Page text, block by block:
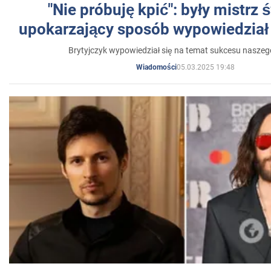
"Nie próbuję kpić": były mistrz
upokarzający sposób
Brytyjczyk wypowiedział się na temat sukcesu
Wiadomości05.03.2025 19:48